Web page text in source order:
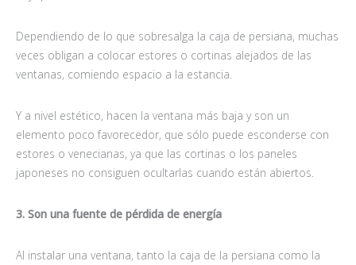
Dependiendo de lo que sobresalga la caja de persiana, muchas
veces obligan a colocar estores o cortinas alejados de las
ventanas, comiendo espacio a la estancia.
Y a nivel estético, hacen la ventana más baja y son un
elemento poco favorecedor, que sólo puede esconderse con
estores o venecianas, ya que las cortinas o los paneles
japoneses no consiguen ocultarlas cuando están abiertos.
3. Son una fuente de pérdida de energía
Al instalar una ventana, tanto la caja de la persiana como la